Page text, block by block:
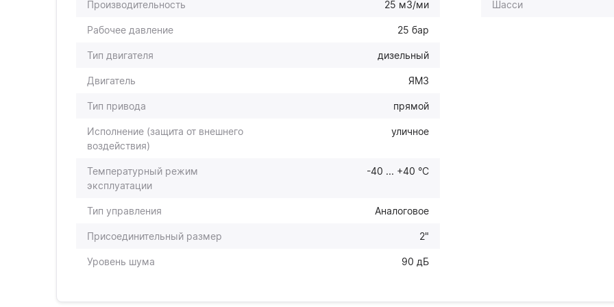
Производительность 25 м3/ми
Рабочее давление 25 бар
Тип двигателя дизельный
Двигатель ЯМЗ
Тип привода прямой
Исполнение (защита от внешнего
воздействия)
уличное
Температурный режим
эксплуатации
-40 ... +40 °С
Тип управления Аналоговое
Присоединительный размер 2"
Уровень шума 90 дБ
Шасси